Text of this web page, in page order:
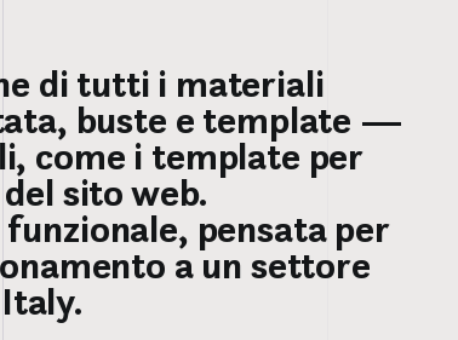
di tutti i materiali
buste e template —
come i template per
sito web.
pensata per
a un settore